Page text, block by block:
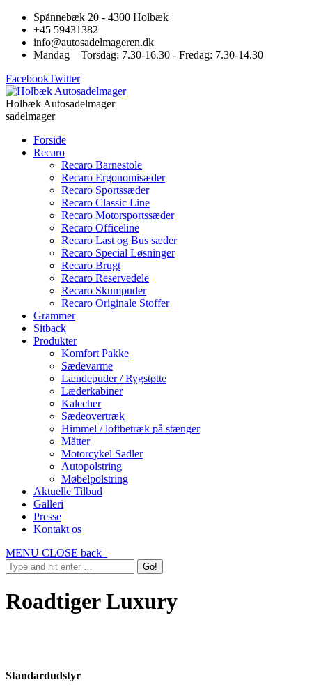
Spånnebæk 20 - 4300 Holbæk
+45 59431382
info@autosadelmageren.dk
Mandag – Torsdag: 7.30-16.30 - Fredag: 7.30-14.30
FacebookTwitter
Holbæk Autosadelmager
sadelmager
Forside
Recaro
Recaro Barnestole
Recaro Ergonomisæder
Recaro Sportssæder
Recaro Classic Line
Recaro Motorsportssæder
Recaro Officeline
Recaro Last og Bus sæder
Recaro Special Løsninger
Recaro Brugt
Recaro Reservedele
Recaro Skumpuder
Recaro Originale Stoffer
Grammer
Sitback
Produkter
Komfort Pakke
Sædevarme
Lændepuder / Rygstøtte
Læderkabiner
Kalecher
Sædeovertræk
Himmel / loftbetræk på stænger
Måtter
Motorcykel Sadler
Autopolstring
Møbelpolstring
Aktuelle Tilbud
Galleri
Presse
Kontakt os
MENU CLOSE back
Roadtiger Luxury
Standardudstyr